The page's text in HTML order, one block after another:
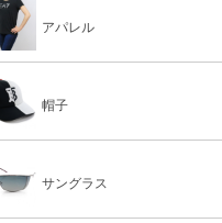
アパレル
帽子
サングラス